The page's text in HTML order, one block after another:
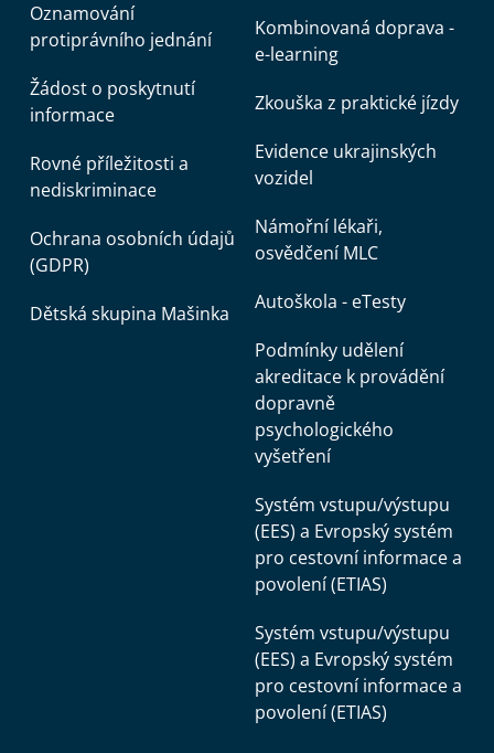
Oznamování
protiprávního jednání
Žádost o poskytnutí
informace
Rovné příležitosti a
nediskriminace
Ochrana osobních údajů
(GDPR)
Dětská skupina Mašinka
Kombinovaná doprava -
e-learning
Zkouška z praktické jízdy
Evidence ukrajinských
vozidel
Námořní lékaři,
osvědčení MLC
Autoškola - eTesty
Podmínky udělení
akreditace k provádění
dopravně
psychologického
vyšetření
Systém vstupu/výstupu
(EES) a Evropský systém
pro cestovní informace a
povolení (ETIAS)
Systém vstupu/výstupu
(EES) a Evropský systém
pro cestovní informace a
povolení (ETIAS)